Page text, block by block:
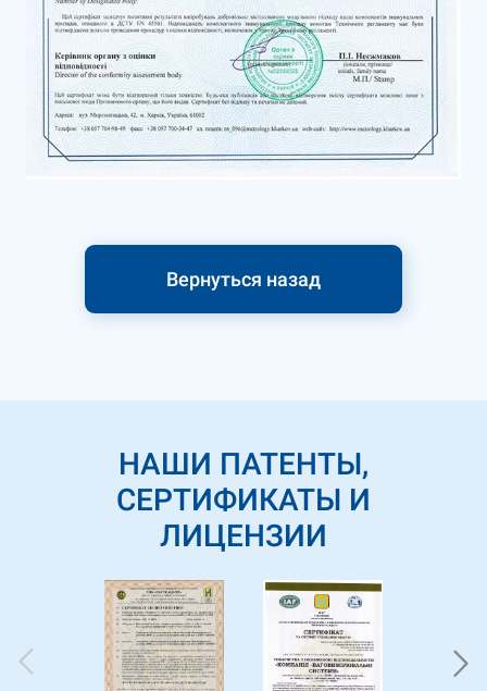
Вернуться назад
НАШИ ПАТЕНТЫ,
СЕРТИФИКАТЫ И
ЛИЦЕНЗИИ